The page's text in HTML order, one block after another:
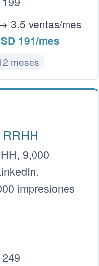
3.5 ventas/mes
191/mes
meses
9,000
impresiones